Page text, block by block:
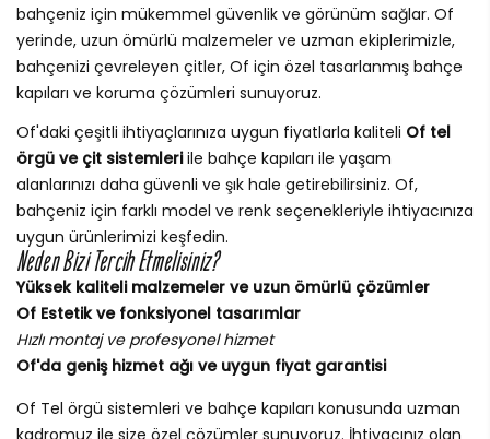
bahçeniz için mükemmel güvenlik ve görünüm sağlar. Of
yerinde, uzun ömürlü malzemeler ve uzman ekiplerimizle,
bahçenizi çevreleyen çitler, Of için özel tasarlanmış bahçe
kapıları ve koruma çözümleri sunuyoruz.
Of'daki çeşitli ihtiyaçlarınıza uygun fiyatlarla kaliteli Of tel
örgü ve çit sistemleriile bahçe kapıları ile yaşam
alanlarınızı daha güvenli ve şık hale getirebilirsiniz. Of,
bahçeniz için farklı model ve renk seçenekleriyle ihtiyacınıza
uygun ürünlerimizi keşfedin.
Neden Bizi Tercih Etmelisiniz?
Yüksek kaliteli malzemeler ve uzun ömürlü çözümler
Of Estetik ve fonksiyonel tasarımlar
Hızlı montaj ve profesyonel hizmet
Of'da geniş hizmet ağı ve uygun fiyat garantisi
Of Tel örgü sistemleri ve bahçe kapıları konusunda uzman
kadromuz ile size özel çözümler sunuyoruz. İhtiyacınız olan